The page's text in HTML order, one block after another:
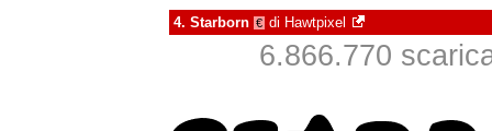
4. Starborn € di Hawtpixel
6.866.770